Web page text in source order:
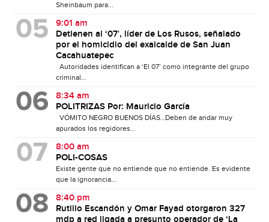
Sheinbaum para...
9:01 am
Detienen al ‘07′, líder de Los Rusos, señalado
por el homicidio del exalcalde de San Juan
Cacahuatepec
Autoridades identifican a ‘El 07’ como integrante del grupo
criminal...
8:34 am
POLITRIZAS Por: Mauricio García
VÓMITO NEGRO BUENOS DÍAS…Deben de andar muy
apurados los regidores...
8:00 am
POLI-COSAS
Existe gente que no entiende que no entiende. Es evidente
que la ignorancia...
8:40 pm
Rutilio Escandón y Omar Fayad otorgaron 327